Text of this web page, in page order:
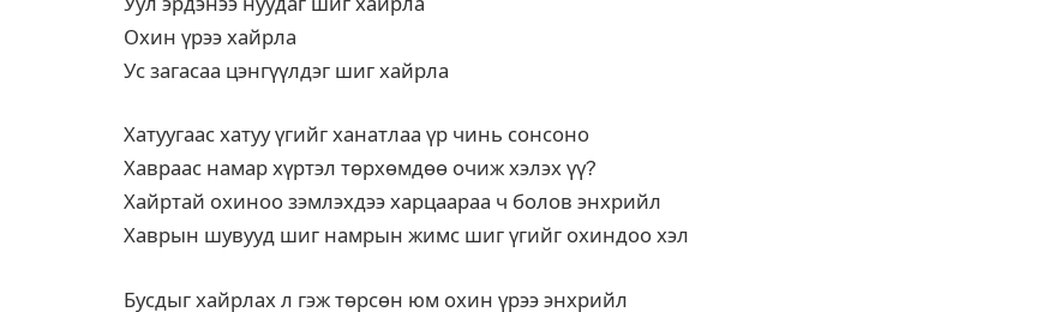
Охин үрээ хайрла
Ус загасаа цэнгүүлдэг шиг хайрла
Хатуугаас хатуу үгийг ханатлаа үр чинь сонсоно
Хавраас намар хүртэл төрхөмдөө очиж хэлэх үү?
Хайртай охиноо зэмлэхдээ харцаараа ч болов энхрийл
Хаврын шувууд шиг намрын жимс шиг үгийг охиндоо хэл
Бусдыг хайрлах л гэж төрсөн юм охин үрээ энхрийл